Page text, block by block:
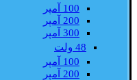
100 آمپر
200 آمپر
300 آمپر
48 ولت
100 آمپر
200 آمپر